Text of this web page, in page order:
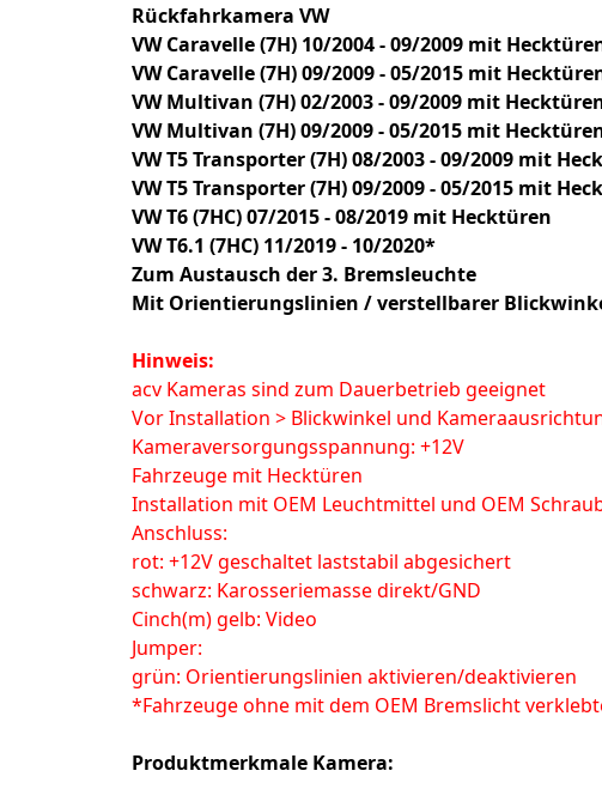
Rückfahrkamera VW
VW Caravelle (7H) 10/2004 - 09/2009 mit
VW Caravelle (7H) 09/2009 - 05/2015 mit
VW Multivan (7H) 02/2003 - 09/2009 mit
VW Multivan (7H) 09/2009 - 05/2015 mit
VW T5 Transporter (7H) 08/2003 - 09/2009 mit
VW T5 Transporter (7H) 09/2009 - 05/2015 mit
VW T6 (7HC) 07/2015 - 08/2019 mit Hecktüren
VW T6.1 (7HC) 11/2019 - 10/2020*
Zum Austausch der 3. Bremsleuchte
Mit Orientierungslinien / verstellbarer
Hinweis:
acv Kameras sind zum Dauerbetrieb geeignet
Vor Installation > Blickwinkel und
Kameraversorgungsspannung: +12V
Fahrzeuge mit Hecktüren
Installation mit OEM Leuchtmittel und OEM
Anschluss:
rot: +12V geschaltet laststabil abgesichert
schwarz: Karosseriemasse direkt/GND
Cinch(m) gelb: Video
Jumper:
grün: Orientierungslinien aktivieren/deaktivieren
*Fahrzeuge ohne mit dem OEM Bremslicht
Produktmerkmale Kamera: